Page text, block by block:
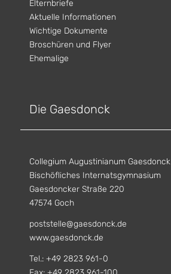
Elternbriefe
Aktuelle Informationen
Wichtige Dokumente
Broschüren und Flyer
Ehemalige
Die Gaesdonck
Collegium Augustinianum Gaesdonck
Bischöfliches Internatsgymnasium
Gaesdoncker Straße 220
47574 Goch
poststelle@gaesdonck.de
www.gaesdonck.de
Tel.: +49 2823 961-0